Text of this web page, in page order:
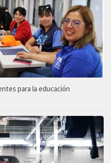
para la educación